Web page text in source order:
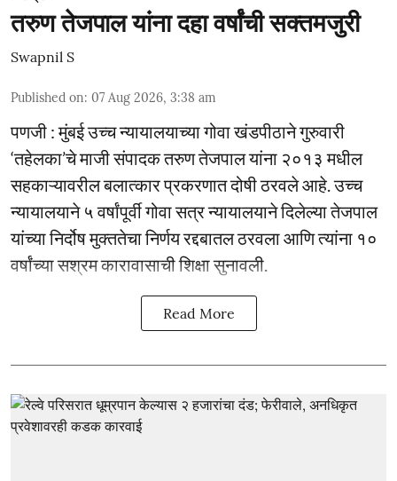
तरुण तेजपाल यांना दहा वर्षांची सक्तमजुरी
Swapnil S
Published on: 07 Aug 2026, 3:38 am
पणजी : मुंबई उच्च न्यायालयाच्या गोवा खंडपीठाने गुरुवारी
‘तहेलका’चे माजी संपादक तरुण तेजपाल यांना २०१३ मधील
सहकाऱ्यावरील बलात्कार प्रकरणात दोषी ठरवले आहे. उच्च
न्यायालयाने ५ वर्षांपूर्वी गोवा सत्र न्यायालयाने दिलेल्या तेजपाल
यांच्या निर्दोष मुक्ततेचा निर्णय रद्दबातल ठरवला आणि त्यांना १०
वर्षांच्या सश्रम कारावासाची शिक्षा सुनावली.
Read More